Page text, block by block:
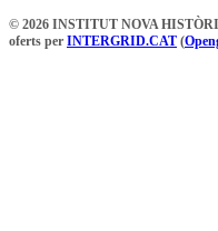
© 2026 INSTITUT NOVA
oferts per INTERGRID.CAT (